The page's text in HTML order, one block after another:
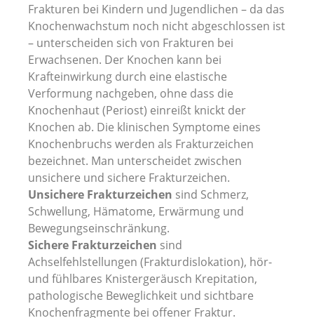
Frakturen bei Kindern und Jugendlichen – da das
Knochenwachstum noch nicht abgeschlossen ist
– unterscheiden sich von Frakturen bei
Erwachsenen. Der Knochen kann bei
Krafteinwirkung durch eine elastische
Verformung nachgeben, ohne dass die
Knochenhaut (Periost) einreißt knickt der
Knochen ab. Die klinischen Symptome eines
Knochenbruchs werden als Frakturzeichen
bezeichnet. Man unterscheidet zwischen
unsichere und sichere Frakturzeichen.
Unsichere Frakturzeichen sind Schmerz,
Schwellung, Hämatome, Erwärmung und
Bewegungseinschränkung.
Sichere Frakturzeichen sind
Achselfehlstellungen (Frakturdislokation), hör-
und fühlbares Knistergeräusch Krepitation,
pathologische Beweglichkeit und sichtbare
Knochenfragmente bei offener Fraktur.